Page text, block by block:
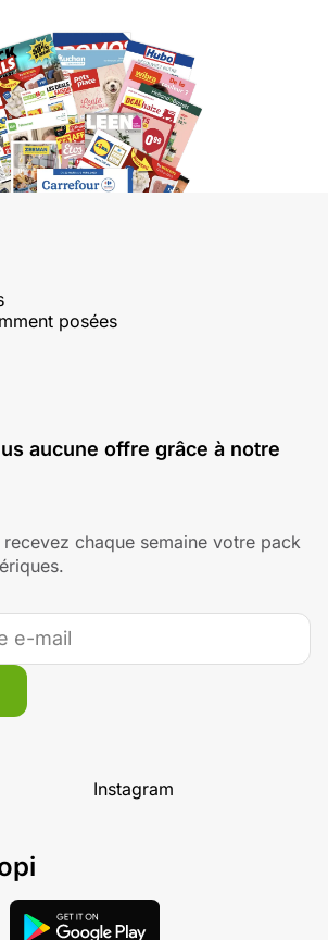
posées
aucune offre grâce à notre
chaque semaine votre pack
Instagram